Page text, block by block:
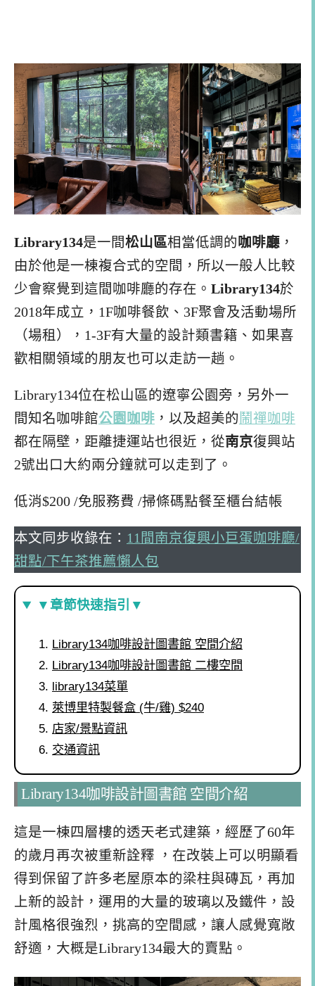
Library134是一間松山區相當低調的咖啡廳 ，
由於他是一棟複合式的空間，所以一般人比較
少會察覺到這間咖啡廳的存在。 Library134於
2018年成立，1F咖啡餐飲、3F聚會及活動場所
（場租），1-3F有大量的設計類書籍、如果喜
歡相關領域的朋友也可以走訪一趟。
Library134位在松山區的遼寧公園旁，另外一
間知名咖啡館公園咖啡 ，以及超美的 鬧禪咖啡
都在隔壁，距離捷運站也很近，從南京復興站
2號出口大約兩分鐘就可以走到了。
低消$200 /免服務費 /掃條碼點餐至櫃台結帳
本文同步收錄在： 11間南京復興小巨蛋咖啡廳/
甜點/下午茶推薦懶人包
▼章節快速指引▼
Library134咖啡設計圖書館 空間介紹
Library134咖啡設計圖書館 二樓空間
library134菜單
萊博里特製餐盒 (牛/雞) $240
店家/景點資訊
交通資訊
Library134咖啡設計圖書館 空間介紹
這是一棟四層樓的透天老式建築，經歷了60年
的歲月再次被重新詮釋 ，在改裝上可以明顯看
得到保留了許多老屋原本的梁柱與磚瓦，再加
上新的設計，運用的大量的玻璃以及鐵件，設
計風格很強烈，挑高的空間感，讓人感覺寬敞
舒適，大概是Library134最大的賣點。